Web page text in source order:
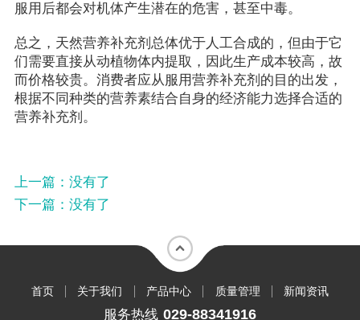
服用后都会对机体产生潜在的危害，甚至中毒。
总之，天然营养补充剂总体优于人工合成的，但由于它
们需要直接从动植物体内提取，因此生产成本较高，故
而价格较贵。消费者应从服用营养补充剂的目的出发，
根据不同种类的营养素结合自身的经济能力选择合适的
营养补充剂。
上一篇： 没有了
下一篇： 没有了
首页 关于我们 产品中心 质量管理 新闻资讯
服务热线 029-88341916